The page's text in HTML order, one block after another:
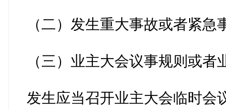
（二）发生重大事故或者紧急
（三）业主大会议事规则或者
发生应当召开业主大会临时会